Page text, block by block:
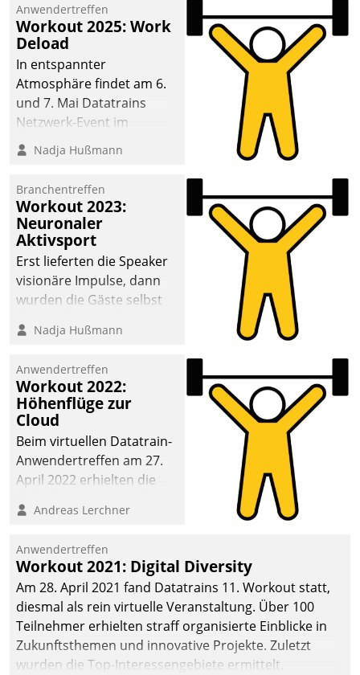
Anwendertreffen
Workout 2025: Work
Deload
In entspannter
Atmosphäre findet am 6.
und 7. Mai Datatrains
Netzwerk-Event im
Kunden- und Partnerkreis
statt. Zentrale Frage: Wie
Mammutprojekte
meistern und Workloads
wuppen – bei zunehmend
anspruchsvollen
Aufgaben und
abnehmendem
Nadja Hußmann
Branchentreffen
Workout 2023:
Neuronaler
Aktivsport
Erst lieferten die Speaker
visionäre Impulse, dann
wurden die Gäste selbst
methodisch
Quartier. Dazwischen
zeigte Datatrain, was es
Neues zu bieten hat.
Nadja Hußmann
Anwendertreffen
Workout 2022:
Höhenflüge zur
Cloud
Beim virtuellen Datatrain-
Anwendertreffen am 27.
April 2022 erhielten die
Teilnehmer kurzweilige
Cloud-Strategien und -
Lösungen mit hohem
Zukunftspotenzial.
Andreas Lerchner
Anwendertreffen
Workout 2021: Digital Diversity
Am 28. April 2021 fand Datatrains 11. Workout statt,
diesmal als rein virtuelle Veranstaltung. Über 100
Teilnehmer erhielten straff organisierte Einblicke in
Zukunftsthemen und innovative Projekte. Zuletzt
wurden die Top-Interessengebiete ermittelt.